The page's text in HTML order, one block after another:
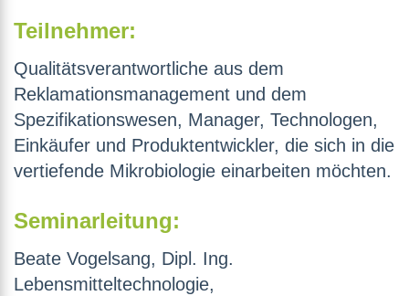
Teilnehmer:
Qualitätsverantwortliche aus dem
Reklamationsmanagement und dem
Spezifikationswesen, Manager, Technologen,
Einkäufer und Produktentwickler, die sich in die
vertiefende Mikrobiologie einarbeiten möchten.
Seminarleitung:
Beate Vogelsang, Dipl. Ing.
Lebensmitteltechnologie,